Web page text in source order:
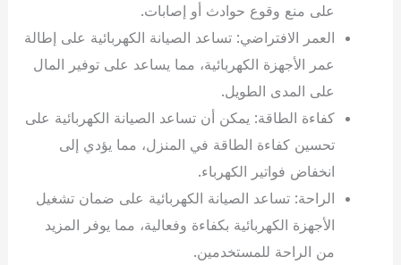
على منع وقوع حوادث أو إصابات.
العمر الافتراضي: تساعد الصيانة الكهربائية على إطالة
عمر الأجهزة الكهربائية، مما يساعد على توفير المال
على المدى الطويل.
كفاءة الطاقة: يمكن أن تساعد الصيانة الكهربائية على
تحسين كفاءة الطاقة في المنزل، مما يؤدي إلى
انخفاض فواتير الكهرباء.
الراحة: تساعد الصيانة الكهربائية على ضمان تشغيل
الأجهزة الكهربائية بكفاءة وفعالية، مما يوفر المزيد
من الراحة للمستخدمين.